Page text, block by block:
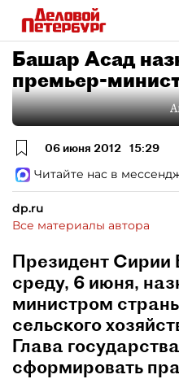
Башар Асад
премьер-
06 июня 2012 15:29
Читайте нас в
dp.ru
Все материалы автора
Президент
среду, 6 июня,
министром
сельского
Глава
сформировать